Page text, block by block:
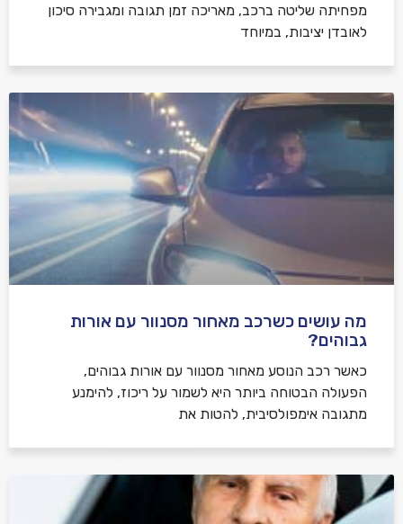
מפחיתה שליטה ברכב, מאריכה זמן תגובה ומגבירה סיכון
לאובדן יציבות, במיוחד
מה עושים כשרכב מאחור מסנוור עם אורות
גבוהים?
כאשר רכב הנוסע מאחור מסנוור עם אורות גבוהים,
הפעולה הבטוחה ביותר היא לשמור על ריכוז, להימנע
מתגובה אימפולסיבית, להטות את